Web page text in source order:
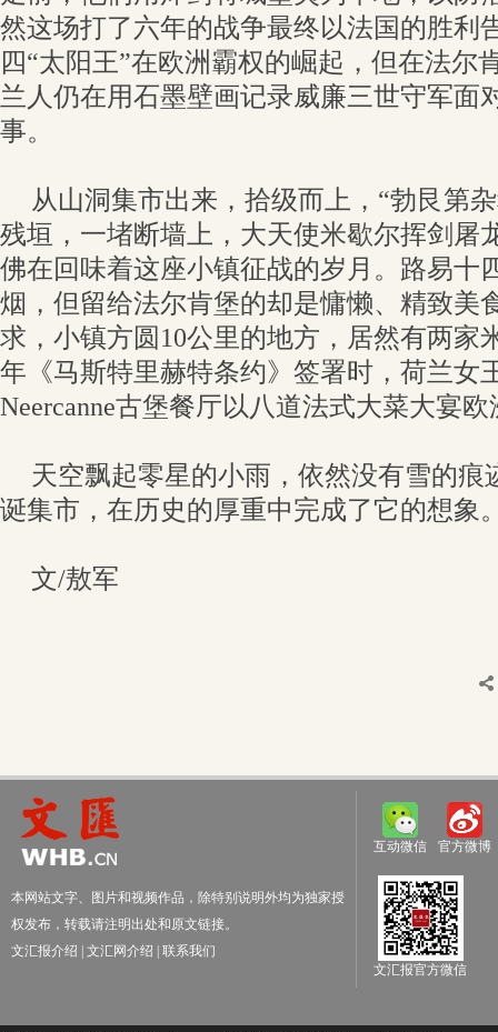
然这场打了六年的战争最终以法国的胜利
四“太阳王”在欧洲霸权的崛起，但在法尔
兰人仍在用石墨壁画记录威廉三世守军面
事。
从山洞集市出来，拾级而上，“勃艮第
残垣，一堵断墙上，大天使米歇尔挥剑屠
佛在回味着这座小镇征战的岁月。路易十
烟，但留给法尔肯堡的却是慵懒、精致美
求，小镇方圆10公里的地方，居然有两家
年《马斯特里赫特条约》签署时，荷兰女
Neercanne古堡餐厅以八道法式大菜大宴
天空飘起零星的小雨，依然没有雪的痕
诞集市，在历史的厚重中完成了它的想象
文/敖军
本网站文字、图片和视频作品，除特别说明外均为独家授
权发布，转载请注明出处和原文链接。
文汇报介绍
文汇网介绍 联系我们
互动微信 官方微博
文汇报官方微信